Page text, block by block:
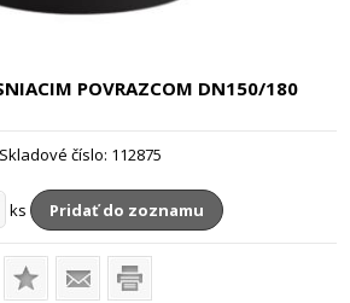
POVRAZCOM DN150/180
Skladové číslo: 112875
ks Pridať do zoznamu